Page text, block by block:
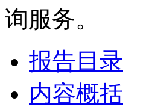
询服务。
报告目录
内容概括